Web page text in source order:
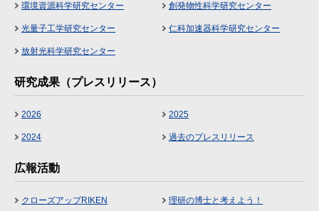
環境資源科学研究センター 創発物性科学研究センター
光量子工学研究センター 仁科加速器科学研究センター
放射光科学研究センター
研究成果（プレスリリース）
2026 2025
2024 過去のプレスリリース
広報活動
クローズアップRIKEN 理研の博士と考えよう！